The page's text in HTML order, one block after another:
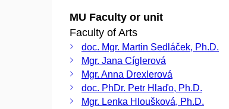
MU Faculty or unit
Faculty of Arts
doc. Mgr. Martin Sedláček, Ph.D.
Mgr. Jana Cíglerová
Mgr. Anna Drexlerová
doc. PhDr. Petr Hlaďo, Ph.D.
Mgr. Lenka Hloušková, Ph.D.